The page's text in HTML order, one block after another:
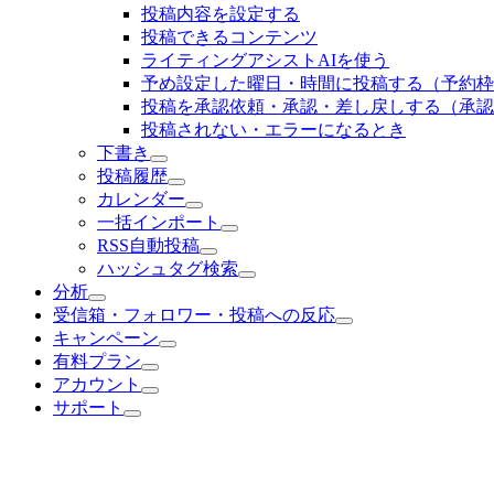
投稿内容を設定する
投稿できるコンテンツ
ライティングアシストAIを使う
予め設定した曜日・時間に投稿する（予約枠
投稿を承認依頼・承認・差し戻しする（承認
投稿されない・エラーになるとき
下書き
投稿履歴
カレンダー
一括インポート
RSS自動投稿
ハッシュタグ検索
分析
受信箱・フォロワー・投稿への反応
キャンペーン
有料プラン
アカウント
サポート